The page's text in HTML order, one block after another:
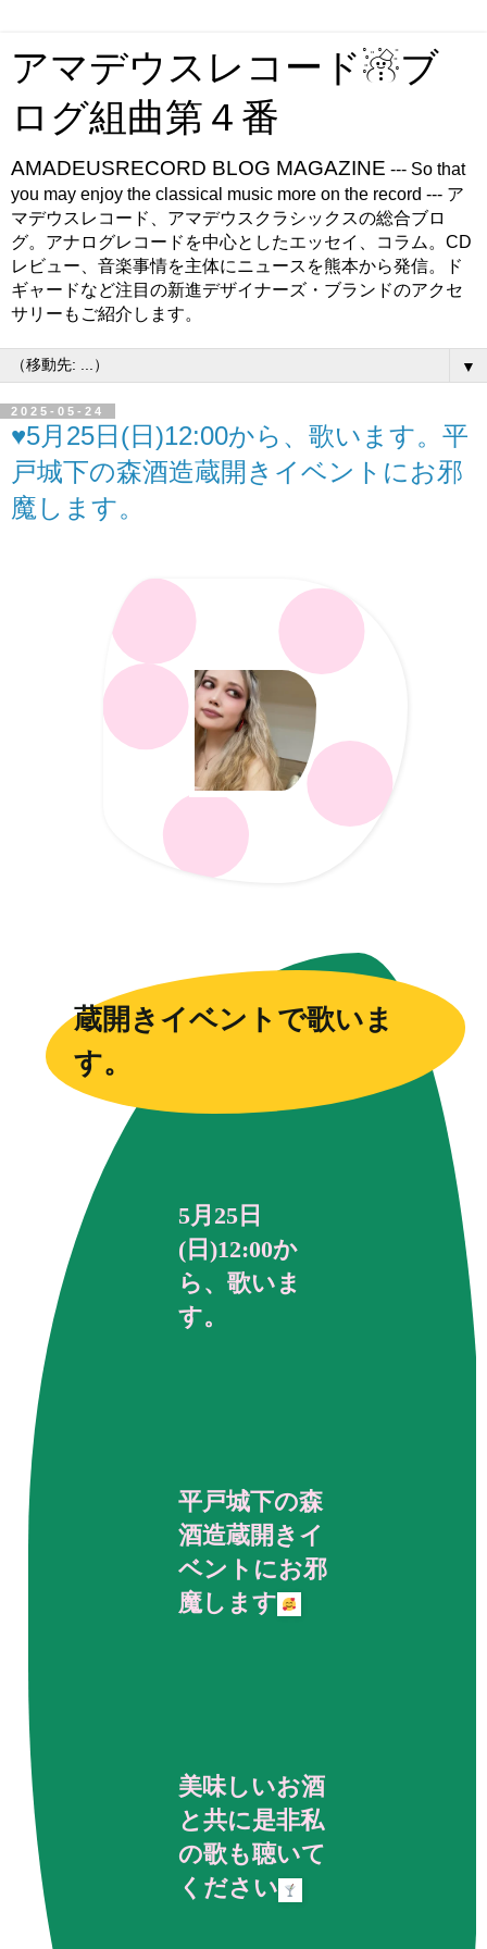
アマデウスレコード☃ブ
ログ組曲第４番
AMADEUSRECORD BLOG MAGAZINE --- So that
you may enjoy the classical music more on the record --- ア
マデウスレコード、アマデウスクラシックスの総合ブロ
グ。アナログレコードを中心としたエッセイ、コラム。CD
レビュー、音楽事情を主体にニュースを熊本から発信。ド
ギャードなど注目の新進デザイナーズ・ブランドのアクセ
サリーもご紹介します。
▼
2025-05-24
♥5月25日(日)12:00から、歌います。平
戸城下の森酒造蔵開きイベントにお邪
魔します。
蔵開きイベントで歌いま
す。
5月25日
(日)12:00か
ら、歌いま
す。
平戸城下の森
酒造蔵開きイ
ベントにお邪
魔します
美味しいお酒
と共に是非私
の歌も聴いて
ください